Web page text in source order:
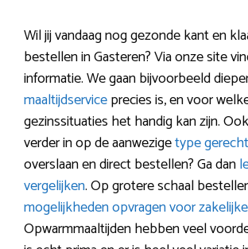
Wil jij vandaag nog gezonde kant en
bestellen in Gasteren? Via onze site
informatie. We gaan bijvoorbeeld
maaltijdserviceprecies is, en voor
gezinssituaties het handig kan zijn.
verder in op de aanwezigetype
overslaan en direct bestellen? Ga dan
vergelijken. Op grotere schaal
mogelijkheden opvragen voor
Opwarmmaaltijden hebben veel